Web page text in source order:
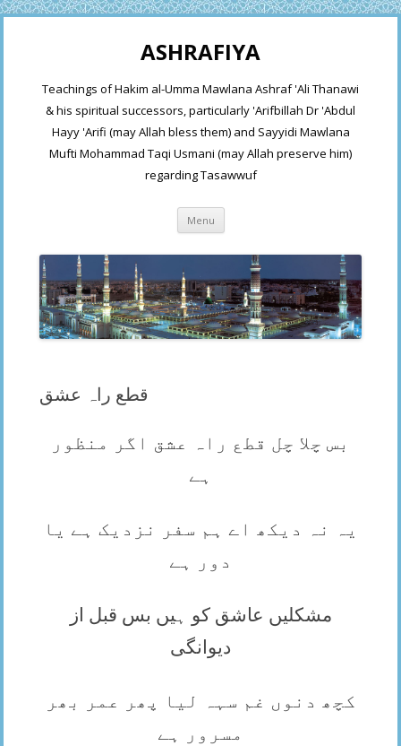
ASHRAFIYA
Teachings of Hakim al-Umma Mawlana Ashraf 'Ali Thanawi
& his spiritual successors, particularly 'Arifbillah Dr 'Abdul
Hayy 'Arifi (may Allah bless them) and Sayyidi Mawlana
Mufti Mohammad Taqi Usmani (may Allah preserve him)
regarding Tasawwuf
Menu Skip
content
قطع راہ عشق
بس چلا چل قطع راہ عشق اگر منظور
ہے
یہ نہ دیکھ اے ہم سفر نزدیک ہے یا
دور ہے
مشکلیں عاشق کو ہیں بس قبل از
دیوانگی
کچھ دنوں غم سہہ لیا پھر عمر بھر
مسرور ہے